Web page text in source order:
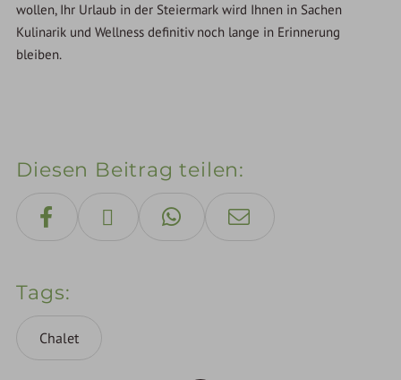
wollen, Ihr Urlaub in der Steiermark wird Ihnen in Sachen
Kulinarik und Wellness definitiv noch lange in Erinnerung
bleiben.
Diesen Beitrag teilen
Tags
Chalet